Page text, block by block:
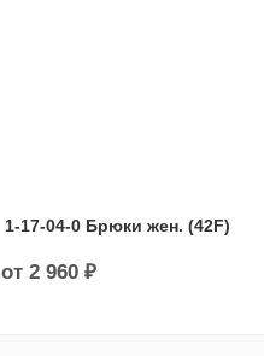
1-17-04-0 Брюки жен. (42F)
от 2 960 ₽